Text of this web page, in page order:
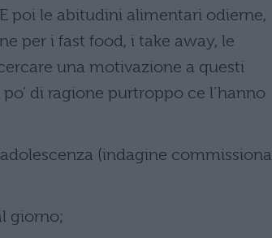
poi le abitudini alimentari odierne,
per i fast food, i take away, le
una motivazione a questi
di ragione purtroppo ce l’hanno
(indagine
giorno;